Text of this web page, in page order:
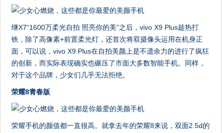
继X7“1600万柔光自拍 照亮你的美”之后，vivo X9 Plus趁热打
铁，除了高像素+前置柔光灯，还首次将双摄像头运用在机身正
面，可以说，vivo X9 Plus在自拍美颜上是不遗余力的进行了疯狂
的创新，而实际表现确实也碾压了市面大多数智能手机。同样，
对于这个品牌，少女们几乎无法拒绝。
荣耀8青春版
荣耀手机的颜值都一直很高。就拿去年的荣耀8来说，双面2.5d的